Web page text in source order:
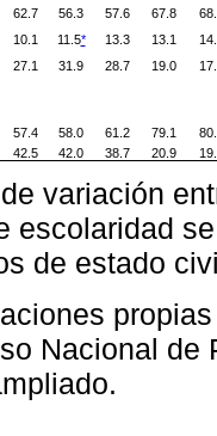
62.7 56.3 57.6 67.8
10.1 11.5* 13.3 13.1
27.1 31.9 28.7 19.0
57.4 58.0 61.2 79.1
42.5 42.0 38.7 20.9
variación
escolaridad
de estado
Nacional de